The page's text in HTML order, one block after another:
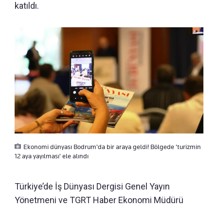
katıldı.
Ekonomi dünyası Bodrum'da bir araya geldi! Bölgede 'turizmin
12 aya yayılması' ele alındı
Türkiye’de İş Dünyası Dergisi Genel Yayın
Yönetmeni ve TGRT Haber Ekonomi Müdürü